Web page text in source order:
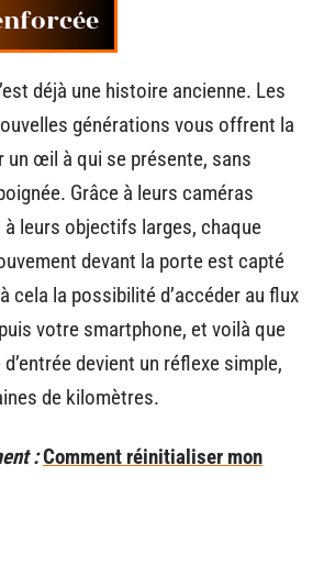
déjà une histoire ancienne. Les
générations vous offrent la
un œil à qui se présente, sans
Grâce à leurs caméras
leurs objectifs larges, chaque
devant la porte est capté
cela la possibilité d’accéder au flux
votre smartphone, et voilà que
devient un réflexe simple,
de kilomètres.
:Comment réinitialiser mon